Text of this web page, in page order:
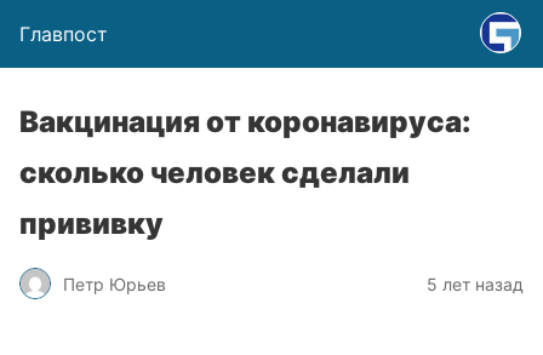
Главпост
Вакцинация от коронавируса:
сколько человек сделали
прививку
Петр Юрьев 5 лет назад